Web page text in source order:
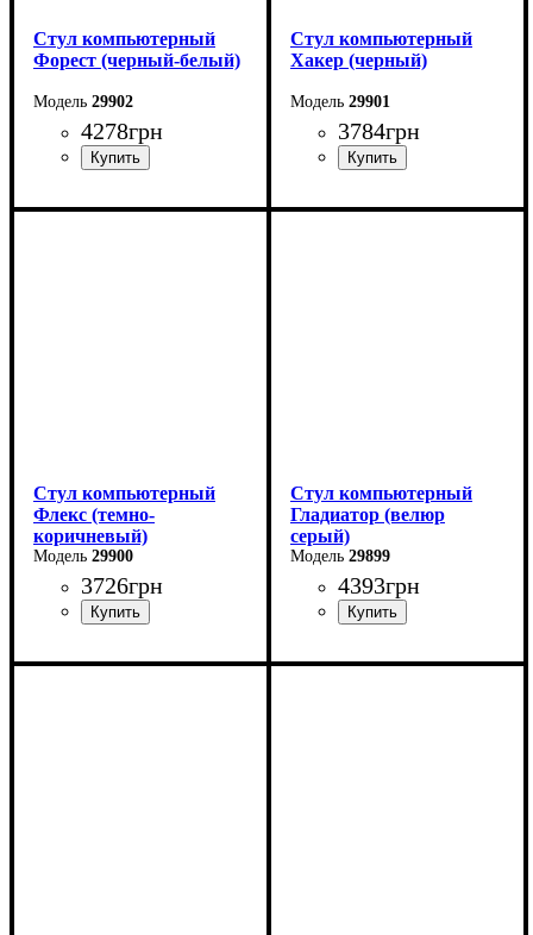
Стул компьютерный
Форест (черный-белый)
29902
4278грн
Стул компьютерный
Хакер (черный)
29901
3784грн
Стул компьютерный
Флекс (темно-
коричневый)
29900
3726грн
Стул компьютерный
Гладиатор (велюр
серый)
29899
4393грн